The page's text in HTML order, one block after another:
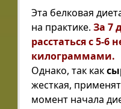
Эта белковая
на практике. За 7
расстаться с 5-
килограммами.
Однако, так как
жесткая,
момент начала